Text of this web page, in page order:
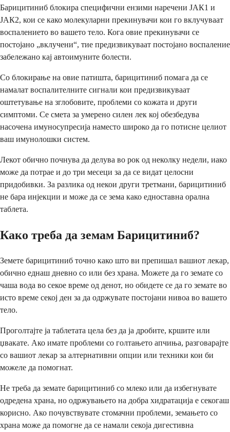
Барицитиниб блокира специфични ензими наречени ЈАК1 и
ЈАК2, кои се како молекуларни прекинувачи кои го вклучуваат
воспалението во вашето тело. Кога овие прекинувачи се
постојано „вклучени“, тие предизвикуваат постојано воспаление
забележано кај автоимуните болести.
Со блокирање на овие патишта, барицитиниб помага да се
намалат воспалителните сигнали кои предизвикуваат
оштетување на зглобовите, проблеми со кожата и други
симптоми. Се смета за умерено силен лек кој обезбедува
насочена имуносупресија наместо широко да го потисне целиот
ваш имунолошки систем.
Лекот обично почнува да делува во рок од неколку недели, иако
може да потрае и до три месеци за да се видат целосни
придобивки. За разлика од некои други третмани, барицитиниб
не бара инјекции и може да се зема како едноставна орална
таблета.
Како треба да земам Барицитиниб?
Земете барицитиниб точно како што ви препишал вашиот лекар,
обично еднаш дневно со или без храна. Можете да го земате со
чаша вода во секое време од денот, но обидете се да го земате во
исто време секој ден за да одржувате постојани нивоа во вашето
тело.
Проголтајте ја таблетата цела без да ја дробите, кршите или
џвакате. Ако имате проблеми со голтањето апчиња, разговарајте
со вашиот лекар за алтернативни опции или техники кои би
можеле да помогнат.
Не треба да земате барицитиниб со млеко или да избегнувате
одредена храна, но одржувањето на добра хидратација е секогаш
корисно. Ако почувствувате стомачни проблеми, земањето со
храна може да помогне да се намали секоја дигестивна